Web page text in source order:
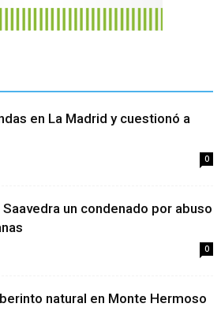
en La Madrid y cuestionó a
0
un condenado por abuso
0
natural en Monte Hermoso